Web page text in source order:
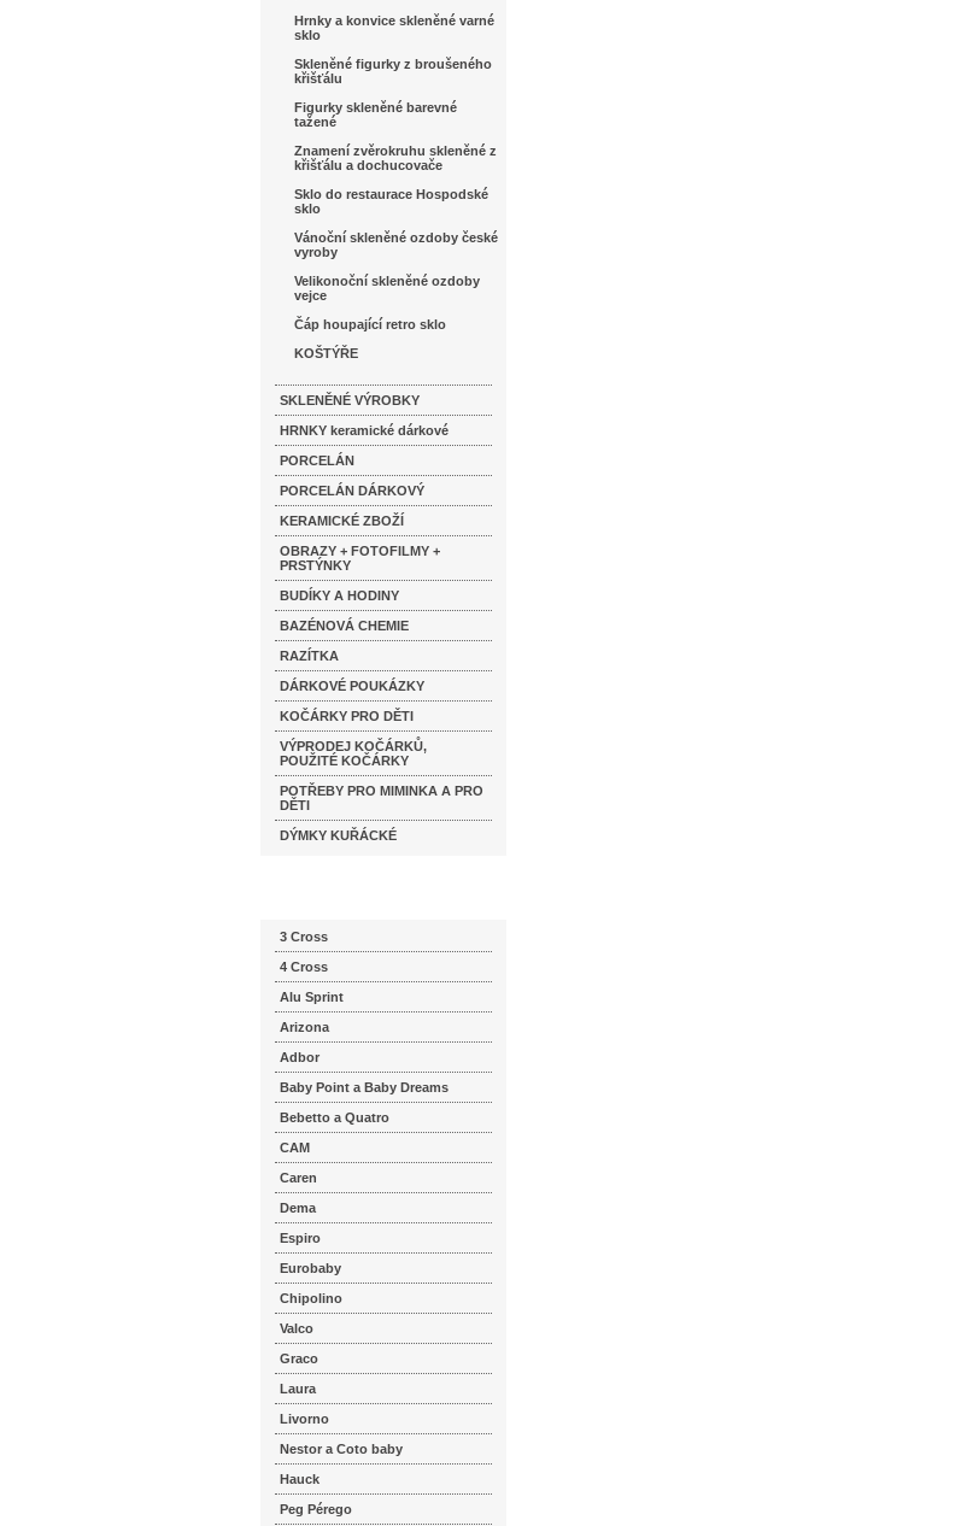
Hrnky a konvice skleněné varné
sklo
Skleněné figurky z broušeného
křišťálu
Figurky skleněné barevné
tažené
Znamení zvěrokruhu skleněné z
křišťálu a dochucovače
Sklo do restaurace Hospodské
sklo
Vánoční skleněné ozdoby české
vyroby
Velikonoční skleněné ozdoby
vejce
Čáp houpající retro sklo
KOŠTÝŘE
SKLENĚNÉ VÝROBKY
HRNKY keramické dárkové
PORCELÁN
PORCELÁN DÁRKOVÝ
KERAMICKÉ ZBOŽÍ
OBRAZY + FOTOFILMY +
PRSTÝNKY
BUDÍKY A HODINY
BAZÉNOVÁ CHEMIE
RAZÍTKA
DÁRKOVÉ POUKÁZKY
KOČÁRKY PRO DĚTI
VÝPRODEJ KOČÁRKŮ,
POUŽITÉ KOČÁRKY
POTŘEBY PRO MIMINKA A PRO
DĚTI
DÝMKY KUŘÁCKÉ
3 Cross
4 Cross
Alu Sprint
Arizona
Adbor
Baby Point a Baby Dreams
Bebetto a Quatro
CAM
Caren
Dema
Espiro
Eurobaby
Chipolino
Valco
Graco
Laura
Livorno
Nestor a Coto baby
Hauck
Peg Pérego